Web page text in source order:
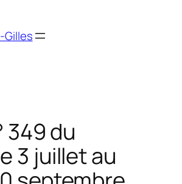
Gilles
349 du
3 juillet au